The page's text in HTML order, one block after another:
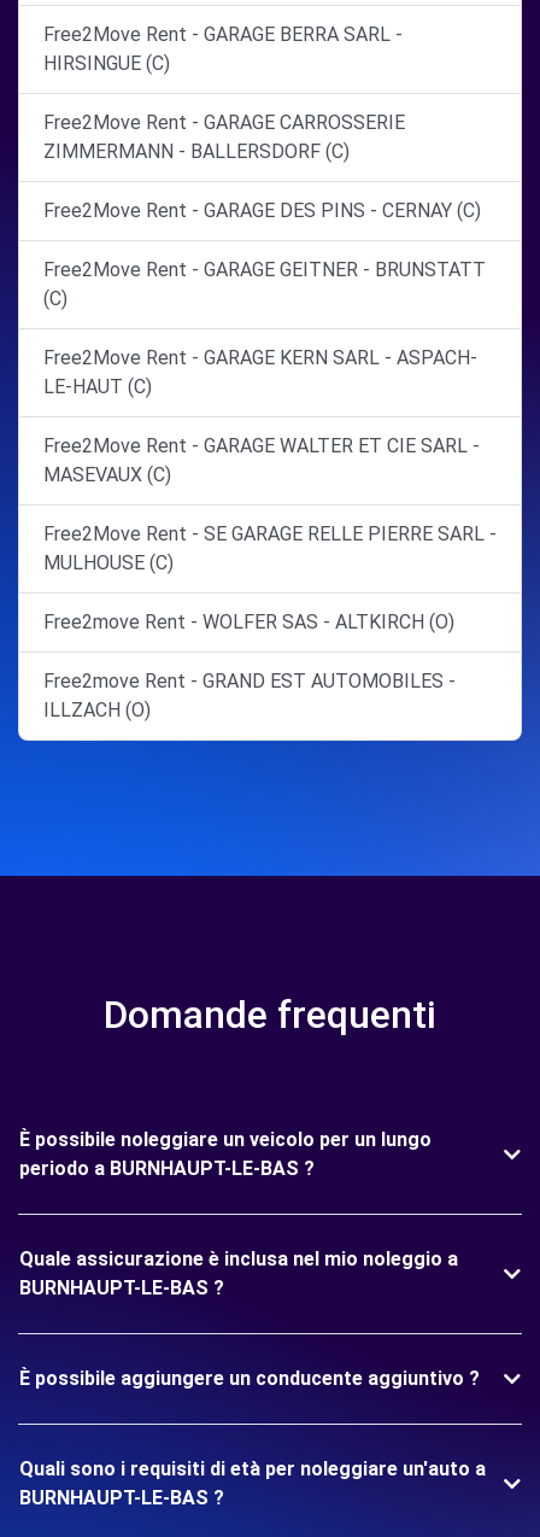
Free2Move Rent - GARAGE BERRA SARL -
HIRSINGUE (C)
Free2Move Rent - GARAGE CARROSSERIE
ZIMMERMANN - BALLERSDORF (C)
Free2Move Rent - GARAGE DES PINS - CERNAY (C)
Free2Move Rent - GARAGE GEITNER - BRUNSTATT
(C)
Free2Move Rent - GARAGE KERN SARL - ASPACH-
LE-HAUT (C)
Free2Move Rent - GARAGE WALTER ET CIE SARL -
MASEVAUX (C)
Free2Move Rent - SE GARAGE RELLE PIERRE SARL -
MULHOUSE (C)
Free2move Rent - WOLFER SAS - ALTKIRCH (O)
Free2move Rent - GRAND EST AUTOMOBILES -
ILLZACH (O)
Domande frequenti
È possibile noleggiare un veicolo per un lungo
periodo a BURNHAUPT-LE-BAS ?
Quale assicurazione è inclusa nel mio noleggio a
BURNHAUPT-LE-BAS ?
È possibile aggiungere un conducente aggiuntivo ?
Quali sono i requisiti di età per noleggiare un'auto a
BURNHAUPT-LE-BAS ?